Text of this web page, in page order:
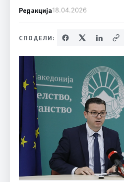
Редакција18.04.2026
СПОДЕЛИ: